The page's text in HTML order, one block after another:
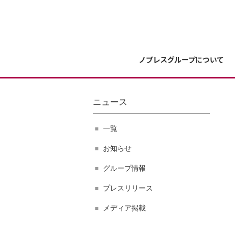
ノブレスグループについて
ニュース
一覧
お知らせ
グループ情報
プレスリリース
メディア掲載